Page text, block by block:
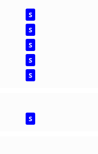
S
S
S
S
S
S